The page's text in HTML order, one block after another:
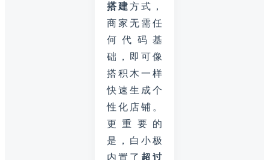
搭建方式，
商家无需任
何代码基
础，即可像
搭积木一样
快速生成个
性化店铺。
更重要的
是，白小极
内置了 超过